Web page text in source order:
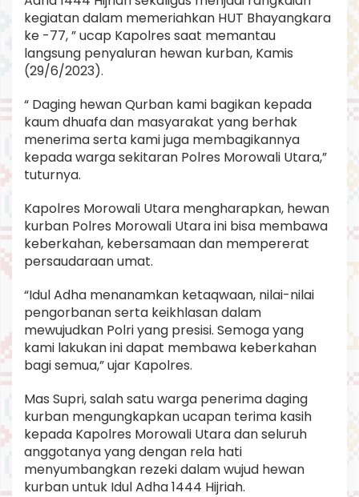
kegiatan dalam memeriahkan HUT Bhayangkara
ke -77, ” ucap Kapolres saat memantau
langsung penyaluran hewan kurban, Kamis
(29/6/2023).
“ Daging hewan Qurban kami bagikan kepada
kaum dhuafa dan masyarakat yang berhak
menerima serta kami juga membagikannya
kepada warga sekitaran Polres Morowali Utara,”
tuturnya.
Kapolres Morowali Utara mengharapkan, hewan
kurban Polres Morowali Utara ini bisa membawa
keberkahan, kebersamaan dan mempererat
persaudaraan umat.
“Idul Adha menanamkan ketaqwaan, nilai-nilai
pengorbanan serta keikhlasan dalam
mewujudkan Polri yang presisi. Semoga yang
kami lakukan ini dapat membawa keberkahan
bagi semua,” ujar Kapolres.
Mas Supri, salah satu warga penerima daging
kurban mengungkapkan ucapan terima kasih
kepada Kapolres Morowali Utara dan seluruh
anggotanya yang dengan rela hati
menyumbangkan rezeki dalam wujud hewan
kurban untuk Idul Adha 1444 Hijriah.